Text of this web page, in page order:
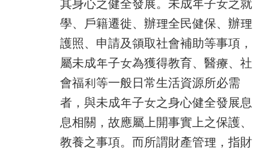
其身心之健全發展。未成年子女之就
學、戶籍遷徙、辦理全民健保、辦理
護照、申請及領取社會補助等事項，
屬未成年子女為獲得教育、醫療、社
會福利等一般日常生活資源所必需
者，與未成年子女之身心健全發展息
息相關，故應屬上開事實上之保護、
教養之事項。而所謂財產管理，指財